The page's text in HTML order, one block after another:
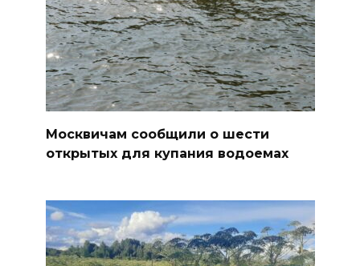
Москвичам сообщили о шести
открытых для купания водоемах